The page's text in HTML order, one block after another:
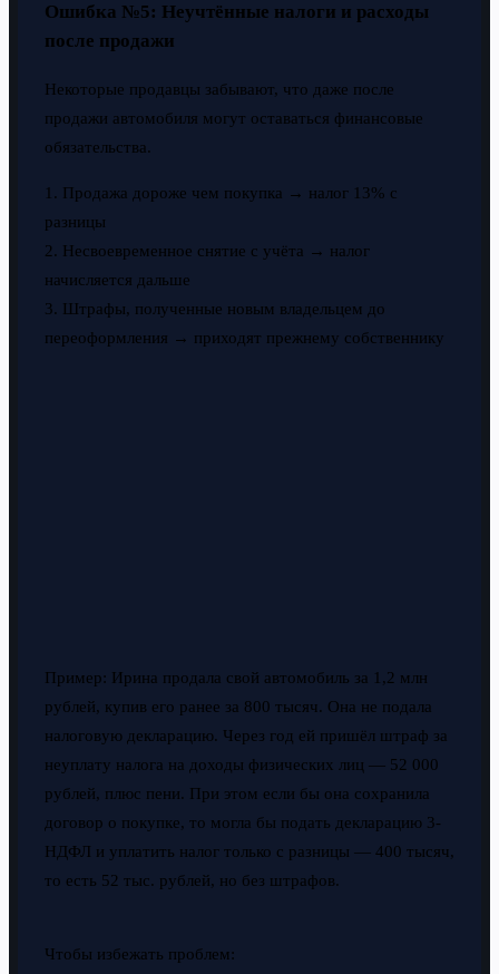
Ошибка №5: Неучтённые налоги и расходы
после продажи
Некоторые продавцы забывают, что даже после
продажи автомобиля могут оставаться финансовые
обязательства.
1. Продажа дороже чем покупка → налог 13% с
разницы
2. Несвоевременное снятие с учёта → налог
начисляется дальше
3. Штрафы, полученные новым владельцем до
переоформления → приходят прежнему собственнику
Пример: Ирина продала свой автомобиль за 1,2 млн
рублей, купив его ранее за 800 тысяч. Она не подала
налоговую декларацию. Через год ей пришёл штраф за
неуплату налога на доходы физических лиц — 52 000
рублей, плюс пени. При этом если бы она сохранила
договор о покупке, то могла бы подать декларацию 3-
НДФЛ и уплатить налог только с разницы — 400 тысяч,
то есть 52 тыс. рублей, но без штрафов.
Чтобы избежать проблем: